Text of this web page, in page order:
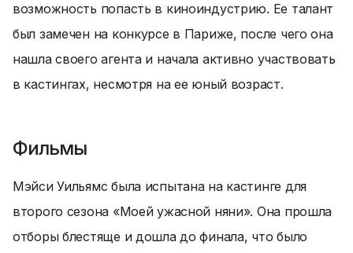
возможность попасть в киноиндустрию. Ее талант
был замечен на конкурсе в Париже, после чего она
нашла своего агента и начала активно участвовать
в кастингах, несмотря на ее юный возраст.
Фильмы
Мэйси Уильямс была испытана на кастинге для
второго сезона «Моей ужасной няни». Она прошла
отборы блестяще и дошла до финала, что было